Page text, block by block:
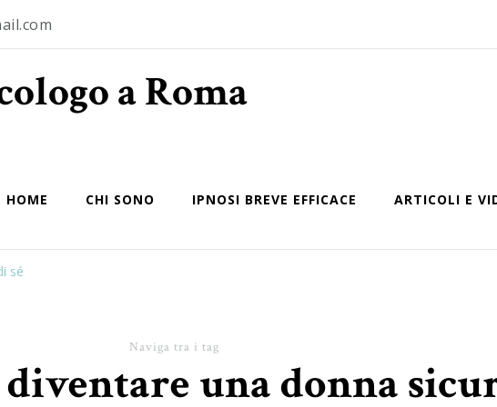
a Roma
HOME CHI SONO IPNOSI BREVE EFFICACE ARTICOLI E
sé
Naviga tra i tag
una donna